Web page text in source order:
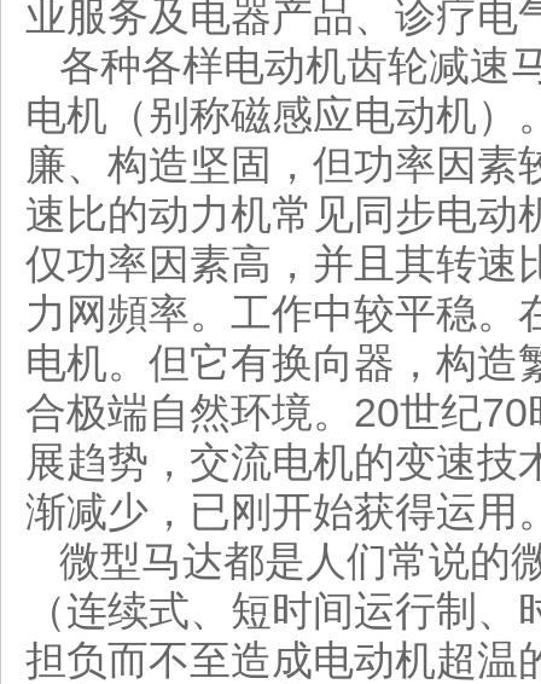
业服务及电器产品、诊疗电
各种各样电动机齿轮减速
电机（别称磁感应电动机）
廉、构造坚固，但功率因素
速比的动力机常见同步电动
仅功率因素高，并且其转速
力网頻率。工作中较平稳。
电机。但它有换向器，构造
合极端自然环境。20世纪
展趋势，交流电机的变速技
渐减少，已刚开始获得运用
微型马达都是人们常说的
（连续式、短时间运行制
担负而不至造成电动机超温